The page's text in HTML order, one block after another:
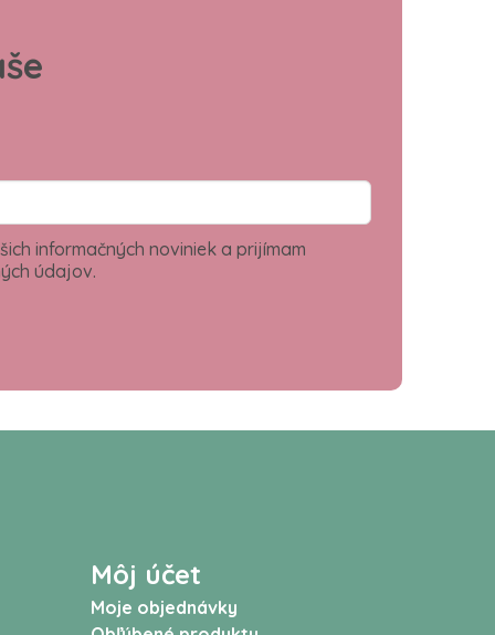
informačných noviniek a prijímam
údajov.
Môj účet
Moje objednávky